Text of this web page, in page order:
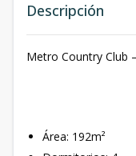
Descripción
Metro Country Club
Área: 192m²